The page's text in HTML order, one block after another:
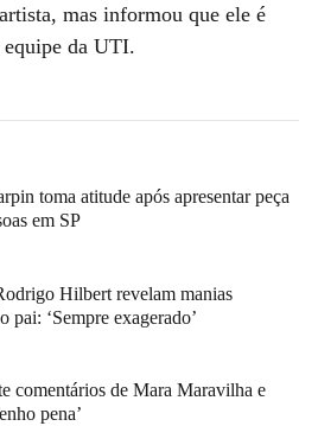
mas informou que ele é
da UTI.
toma atitude após apresentar peça
em SP
Hilbert revelam manias
pai: ‘Sempre exagerado’
comentários de Mara Maravilha e
pena’